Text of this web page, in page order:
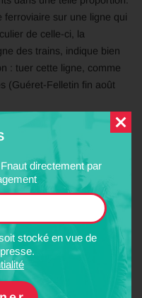
directement par
stocké en vue de
ferroviaire sur une ligne qui
de celle-ci, la
des trains, indique bien
: tuer cette ligne, comme
(Guéret-Felletin fin août